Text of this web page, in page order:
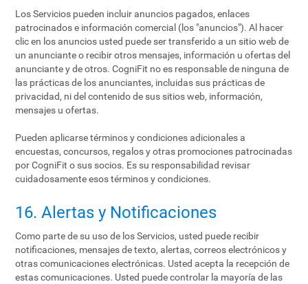
Los Servicios pueden incluir anuncios pagados, enlaces
patrocinados e información comercial (los "anuncios"). Al hacer
clic en los anuncios usted puede ser transferido a un sitio web de
un anunciante o recibir otros mensajes, información u ofertas del
anunciante y de otros. CogniFit no es responsable de ninguna de
las prácticas de los anunciantes, incluidas sus prácticas de
privacidad, ni del contenido de sus sitios web, información,
mensajes u ofertas.
Pueden aplicarse términos y condiciones adicionales a
encuestas, concursos, regalos y otras promociones patrocinadas
por CogniFit o sus socios. Es su responsabilidad revisar
cuidadosamente esos términos y condiciones.
16. Alertas y Notificaciones
Como parte de su uso de los Servicios, usted puede recibir
notificaciones, mensajes de texto, alertas, correos electrónicos y
otras comunicaciones electrónicas. Usted acepta la recepción de
estas comunicaciones. Usted puede controlar la mayoría de las